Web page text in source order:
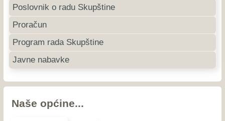
Poslovnik o radu Skupštine
Proračun
Program rada Skupštine
Javne nabavke
Naše općine...